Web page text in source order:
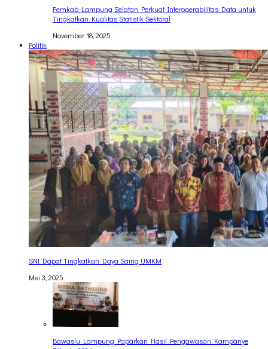
Pemkab Lampung Selatan Perkuat Interoperabilitas Data untuk
Tingkatkan Kualitas Statistik Sektoral
November 18, 2025
Politik
SNI Dapat Tingkatkan Daya Saing UMKM
Mei 3, 2025
Bawaslu Lampung Paparkan Hasil Pengawasan Kampanye